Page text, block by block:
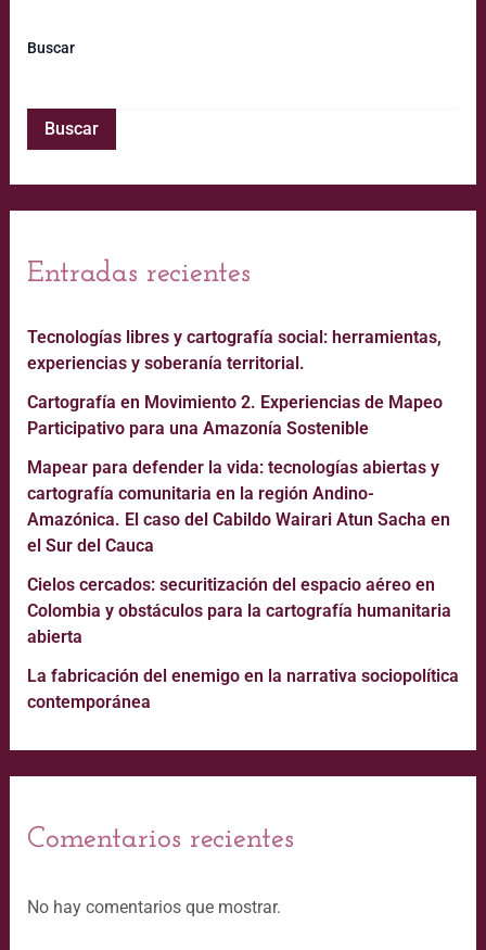
Buscar
Buscar
Entradas recientes
Tecnologías libres y cartografía social: herramientas,
experiencias y soberanía territorial.
Cartografía en Movimiento 2. Experiencias de Mapeo
Participativo para una Amazonía Sostenible
Mapear para defender la vida: tecnologías abiertas y
cartografía comunitaria en la región Andino-
Amazónica. El caso del Cabildo Wairari Atun Sacha en
el Sur del Cauca
Cielos cercados: securitización del espacio aéreo en
Colombia y obstáculos para la cartografía humanitaria
abierta
La fabricación del enemigo en la narrativa sociopolítica
contemporánea
Comentarios recientes
No hay comentarios que mostrar.